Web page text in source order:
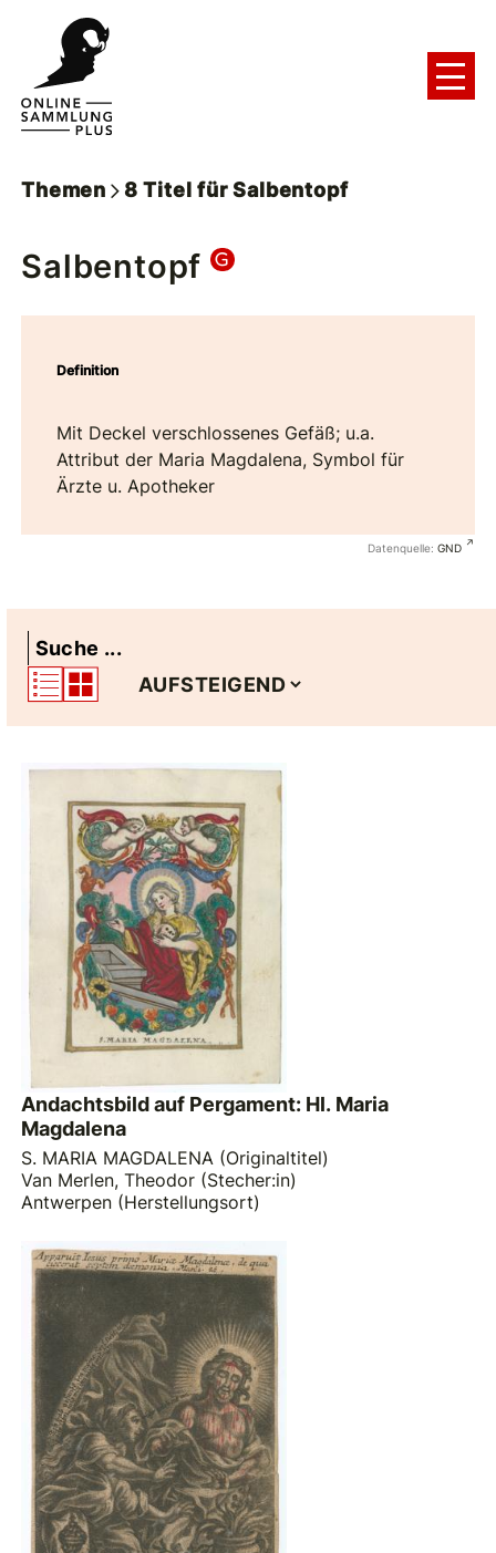
Themen 8 Titel fürSalbentopf
Salbentopf
Definition
Mit Deckel verschlossenes Gefäß; u.a.
Attribut der Maria Magdalena, Symbol für
Ärzte u. Apotheker
Datenquelle:GND
Andachtsbild auf Pergament: Hl. Maria
Magdalena
S. MARIA MAGDALENA (Originaltitel)
Van Merlen, Theodor (Stecher:in)
Antwerpen (Herstellungsort)